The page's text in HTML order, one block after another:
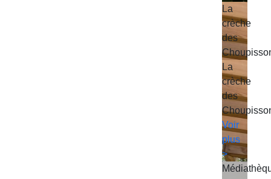
La
crèche
des
La
crèche
des
Voir
plus
>